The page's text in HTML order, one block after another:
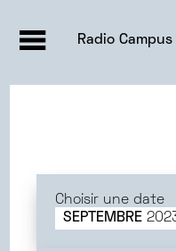
ACTUALITÉS
Radio Campus
Choisir une date
SEPTEMBRE